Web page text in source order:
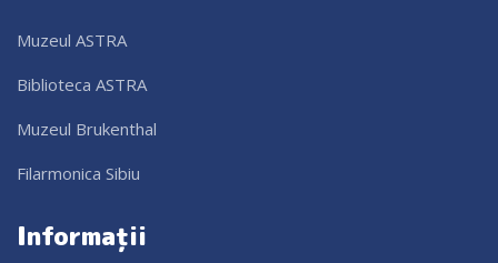
Muzeul ASTRA
Biblioteca ASTRA
Muzeul Brukenthal
Filarmonica Sibiu
Informații